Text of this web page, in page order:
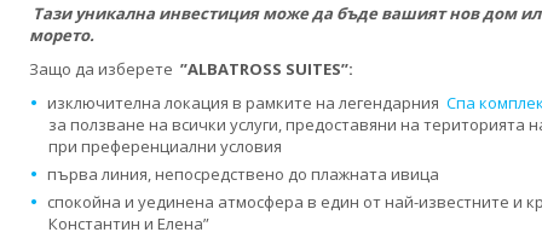
Тази уникална инвестиция може да бъде вашият нов дом
морето.
Защо да изберете ”ALBATROSS SUITES’’:
изключителна локация в рамките на легендарния Спа
за ползване на всички услуги, предоставяни на територията
при преференциални условия
първа линия, непосредствено до плажната ивица
спокойна и уединена атмосфера в един от най-известните и
Константин и Елена”